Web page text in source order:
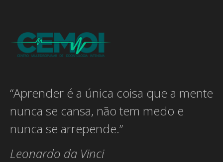
“Aprender é a única coisa que a mente
nunca se cansa, não tem medo e
nunca se arrepende.”
Leonardo da Vinci